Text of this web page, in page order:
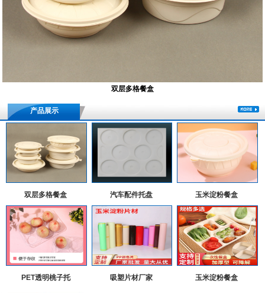
双层多格餐盒
产品展示
双层多格餐盒 汽车配件托盘 玉米淀粉餐盒
PET透明桃子托 吸塑片材厂家 玉米淀粉餐盒